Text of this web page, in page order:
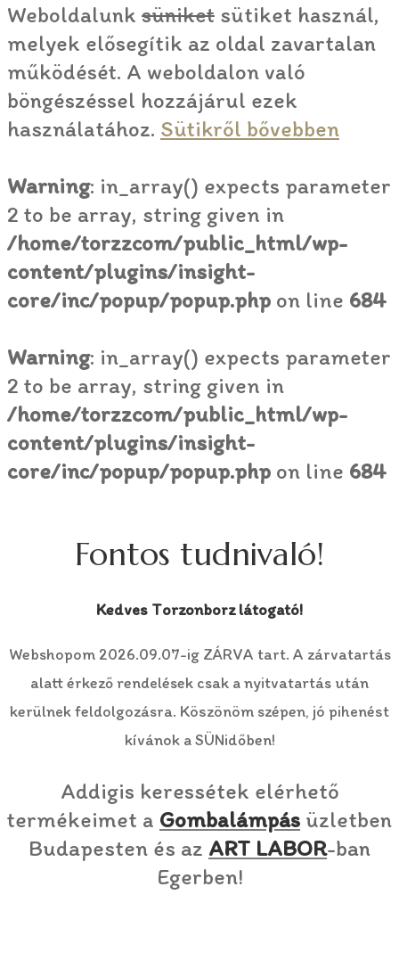
Weboldalunk süniket sütiket használ,
melyek elősegítik az oldal zavartalan
működését. A weboldalon való
böngészéssel hozzájárul ezek
használatához. Sütikről bővebben
Warning: in_array() expects parameter
2 to be array, string given in
/home/torzzcom/public_html/wp-
content/plugins/insight-
core/inc/popup/popup.php on line 684
Warning: in_array() expects parameter
2 to be array, string given in
/home/torzzcom/public_html/wp-
content/plugins/insight-
core/inc/popup/popup.php on line 684
Fontos tudnivaló!
Kedves Torzonborz látogató!
Webshopom 2026.09.07-ig ZÁRVA tart. A zárvatartás
alatt érkező rendelések csak a nyitvatartás után
kerülnek feldolgozásra. Köszönöm szépen, jó pihenést
kívánok a SÜNidőben!
Addigis keressétek elérhető
termékeimet a Gombalámpás üzletben
Budapesten és az ART LABOR-ban
Egerben!